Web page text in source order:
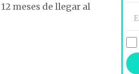
meses de llegar al